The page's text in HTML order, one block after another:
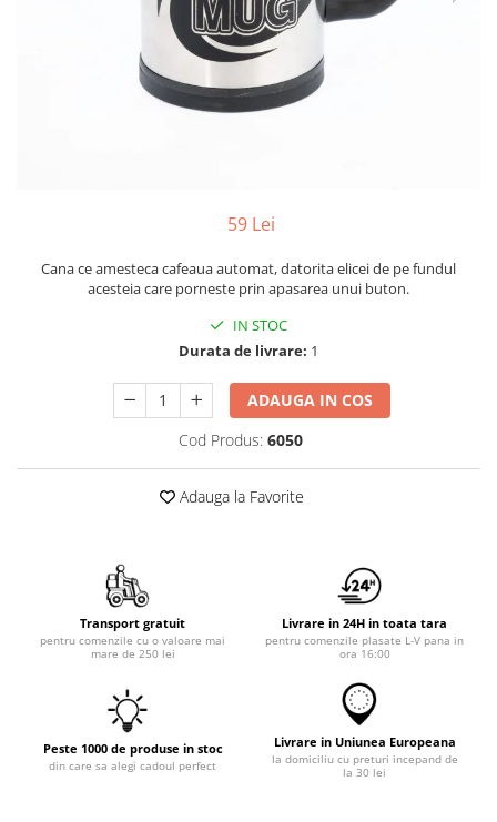
59 Lei
Cana ce amesteca cafeaua automat, datorita elicei de pe fundul
acesteia care porneste prin apasarea unui buton.
IN STOC
Durata de livrare: 1
ADAUGA IN COS
Cod Produs: 6050
Adauga la Favorite
Transport gratuit
pentru comenzile cu o valoare mai
mare de 250 lei
Livrare in 24H in toata tara
pentru comenzile plasate L-V pana in
ora 16:00
Peste 1000 de produse in stoc
din care sa alegi cadoul perfect
Livrare in Uniunea Europeana
la domiciliu cu preturi incepand de
la 30 lei